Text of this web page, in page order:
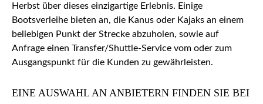
Herbst über dieses einzigartige Erlebnis. Einige
Bootsverleihe bieten an, die Kanus oder Kajaks an einem
beliebigen Punkt der Strecke abzuholen, sowie auf
Anfrage einen Transfer/Shuttle-Service vom oder zum
Ausgangspunkt für die Kunden zu gewährleisten.
EINE AUSWAHL AN ANBIETERN FINDEN SIE BEI